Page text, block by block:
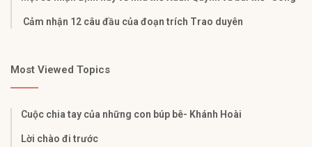
Cảm nhận 12 câu đầu của đoạn trích Trao duyên
Most Viewed Topics
Cuộc chia tay của những con búp bê- Khánh Hoài
Lời chào đi trước